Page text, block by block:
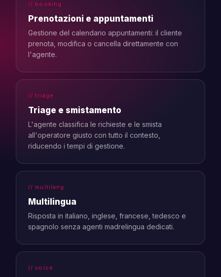
// booking
Prenotazioni e appuntamenti
Gestione del calendario appuntamenti: il cliente
prenota, modifica o cancella direttamente con
l'agente.
// triage
Triage e smistamento
L'agente classifica le richieste e le smista
all'operatore giusto con tutto il contesto,
riducendo i tempi di gestione.
// multilang
Multilingua
Risposta in italiano, inglese, francese, tedesco e
spagnolo senza agenti madrelingua dedicati.
// voice